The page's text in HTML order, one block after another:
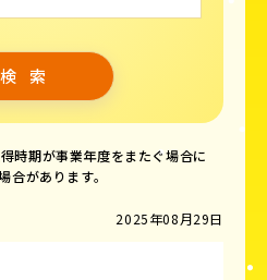
時期が事業年度をまたぐ場合に
合があります。
2025年08月29日